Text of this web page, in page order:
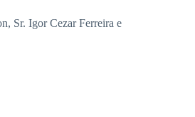
Sr. Igor Cezar Ferreira e